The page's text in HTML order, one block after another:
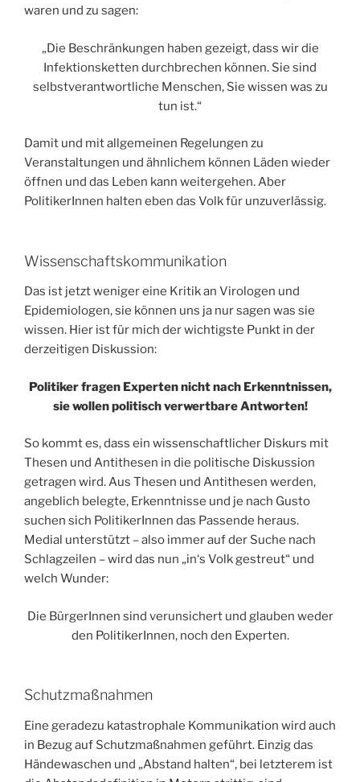
waren und zu sagen:
„Die Beschränkungen haben gezeigt, dass wir die
Infektionsketten durchbrechen können. Sie sind
selbstverantwortliche Menschen, Sie wissen was zu
tun ist.“
Damit und mit allgemeinen Regelungen zu
Veranstaltungen und ähnlichem können Läden wieder
öffnen und das Leben kann weitergehen. Aber
PolitikerInnen halten eben das Volk für unzuverlässig.
Wissenschaftskommunikation
Das ist jetzt weniger eine Kritik an Virologen und
Epidemiologen, sie können uns ja nur sagen was sie
wissen. Hier ist für mich der wichtigste Punkt in der
derzeitigen Diskussion:
Politiker fragen Experten nicht nach Erkenntnissen,
sie wollen politisch verwertbare Antworten!
So kommt es, dass ein wissenschaftlicher Diskurs mit
Thesen und Antithesen in die politische Diskussion
getragen wird. Aus Thesen und Antithesen werden,
angeblich belegte, Erkenntnisse und je nach Gusto
suchen sich PolitikerInnen das Passende heraus.
Medial unterstützt – also immer auf der Suche nach
Schlagzeilen – wird das nun „in‘s Volk gestreut“ und
welch Wunder:
Die BürgerInnen sind verunsichert und glauben weder
den PolitikerInnen, noch den Experten.
Schutzmaßnahmen
Eine geradezu katastrophale Kommunikation wird auch
in Bezug auf Schutzmaßnahmen geführt. Einzig das
Händewaschen und „Abstand halten“, bei letzterem ist